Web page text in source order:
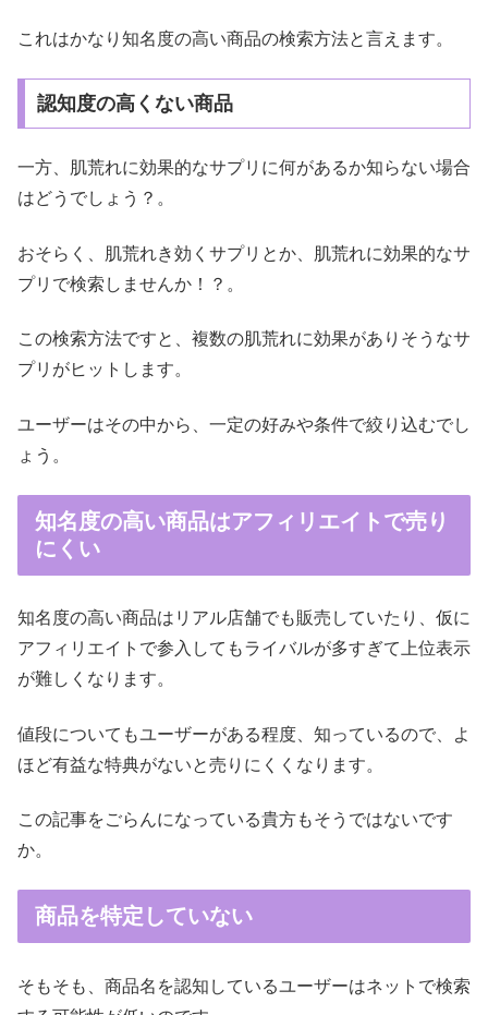
これはかなり知名度の高い商品の検索方法と言えます。
認知度の高くない商品
一方、肌荒れに効果的なサプリに何があるか知らない場合
はどうでしょう？。
おそらく、肌荒れき効くサプリとか、肌荒れに効果的なサ
プリで検索しませんか！？。
この検索方法ですと、複数の肌荒れに効果がありそうなサ
プリがヒットします。
ユーザーはその中から、一定の好みや条件で絞り込むでし
ょう。
知名度の高い商品はアフィリエイトで売り
にくい
知名度の高い商品はリアル店舗でも販売していたり、仮に
アフィリエイトで参入してもライバルが多すぎて上位表示
が難しくなります。
値段についてもユーザーがある程度、知っているので、よ
ほど有益な特典がないと売りにくくなります。
この記事をごらんになっている貴方もそうではないです
か。
商品を特定していない
そもそも、商品名を認知しているユーザーはネットで検索